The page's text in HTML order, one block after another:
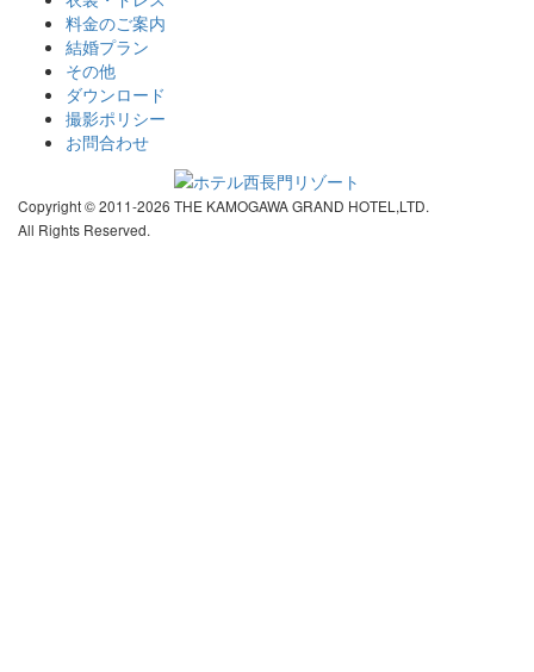
料金のご案内
結婚プラン
その他
ダウンロード
撮影ポリシー
お問合わせ
Copyright © 2011-2026 THE KAMOGAWA GRAND HOTEL,LTD.
All Rights Reserved.